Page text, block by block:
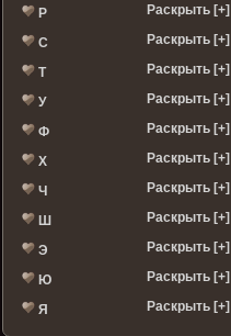
Р Раскрыть [+]
С Раскрыть [+]
Т Раскрыть [+]
У Раскрыть [+]
Ф Раскрыть [+]
Х Раскрыть [+]
Ч Раскрыть [+]
Ш Раскрыть [+]
Э Раскрыть [+]
Ю Раскрыть [+]
Я Раскрыть [+]